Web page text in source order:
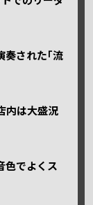
奏された｢流
内は大盛況
色でよくス